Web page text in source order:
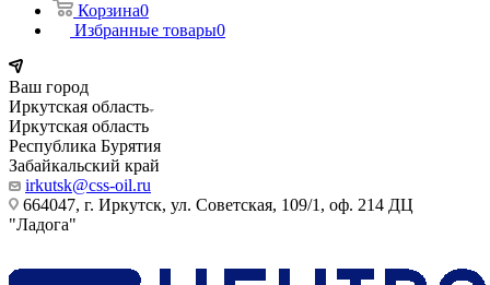
Корзина0
Избранные товары0
Ваш город
Иркутская область
Иркутская область
Республика Бурятия
Забайкальский край
irkutsk@css-oil.ru
664047, г. Иркутск, ул. Советская, 109/1, оф. 214 ДЦ
"Ладога"